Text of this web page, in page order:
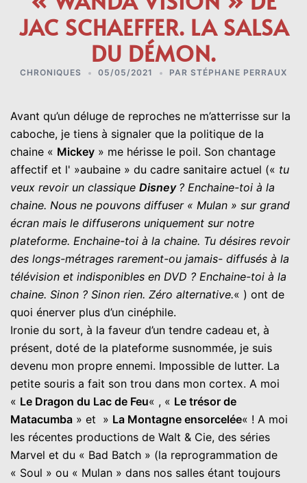
JAC SCHAEFFER. LA SALSA
DU DÉMON.
CHRONIQUES 05/05/2021 PAR STÉPHANE PERRAUX
Avant qu’un déluge de reproches ne m’atterrisse sur la
caboche, je tiens à signaler que la politique de la
chaine « Mickey » me hérisse le poil. Son chantage
affectif et l' »aubaine » du cadre sanitaire actuel (« tu
veux revoir un classique Disney ? Enchaine-toi à la
chaine. Nous ne pouvons diffuser « Mulan » sur grand
écran mais le diffuserons uniquement sur notre
plateforme. Enchaine-toi à la chaine. Tu désires revoir
des longs-métrages rarement-ou jamais- diffusés à la
télévision et indisponibles en DVD ? Enchaine-toi à la
chaine. Sinon ? Sinon rien. Zéro alternative.« ) ont de
quoi énerver plus d’un cinéphile.
Ironie du sort, à la faveur d’un tendre cadeau et, à
présent, doté de la plateforme susnommée, je suis
devenu mon propre ennemi. Impossible de lutter. La
petite souris a fait son trou dans mon cortex. A moi
« Le Dragon du Lac de Feu« , « Le trésor de
Matacumba » et » La Montagne ensorcelée« ! A moi
les récentes productions de Walt & Cie, des séries
Marvel et du « Bad Batch » (la reprogrammation de
« Soul » ou « Mulan » dans nos salles étant toujours